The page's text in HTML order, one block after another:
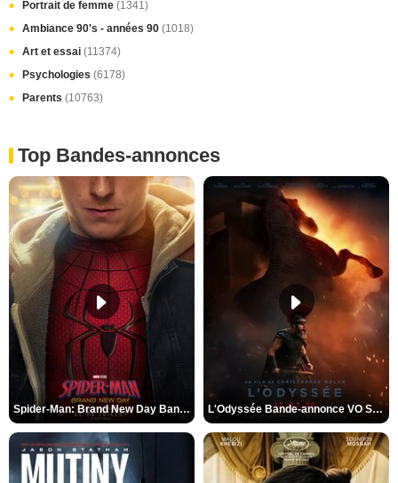
Portrait de femme (1341)
Ambiance 90's - années 90 (1018)
Art et essai (11374)
Psychologies (6178)
Parents (10763)
Top Bandes-annonces
Spider-Man: Brand New Day Bande-annonce VO STFR L'Odyssée Bande-annonce VO STFR